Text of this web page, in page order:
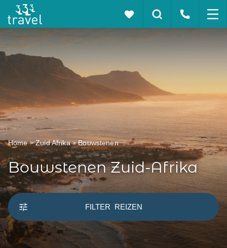
Home Zuid Afrika Bouwstenen
Bouwstenen Zuid-Afrika
FILTER REIZEN